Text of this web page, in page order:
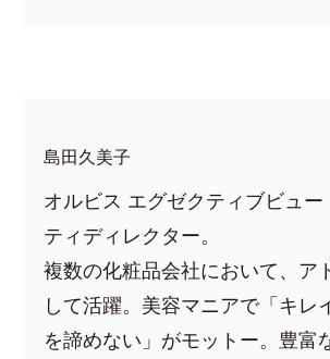
島田久美子
オルビス エグゼクティブビュー
ティディレクター。
複数の化粧品会社において、ア
して活躍。美容マニアで「キレ
を諦めない」がモットー。豊富